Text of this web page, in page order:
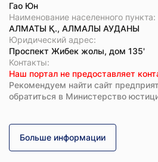
Гао Юн
Наименование населенного пункта:
АЛМАТЫ Қ., АЛМАЛЫ АУДАНЫ
Юридический адрес:
Проспект Жибек жолы, дом 135'
Koнтaкты:
Наш портал не предоставляет
Рекомендуем найти сайт
обратиться в Министерство
Больше информации